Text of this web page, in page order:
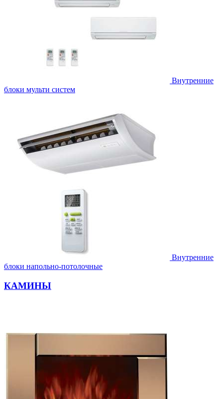
Внутренние
блоки мульти систем
Внутренние
блоки напольно-потолочные
КАМИНЫ